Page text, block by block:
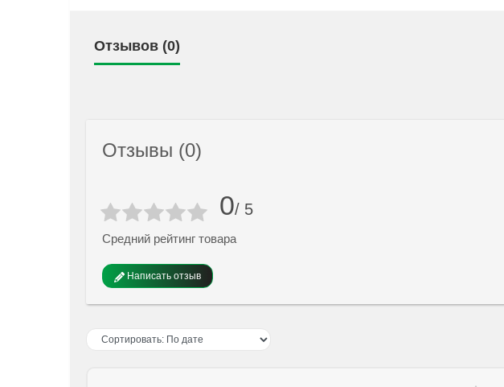
Отзывов (0)
Отзывы (0)
0/ 5
Средний рейтинг товара
Написать отзыв